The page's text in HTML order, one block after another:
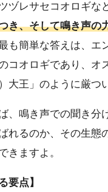
ヅレサセコオロギな
き、そして鳴き声の
も簡単な答えは、エ
コオロギであり、オ
大王」のように厳つ
、鳴き声での聞き分
れるのか、その生態
きますよ。
要点】